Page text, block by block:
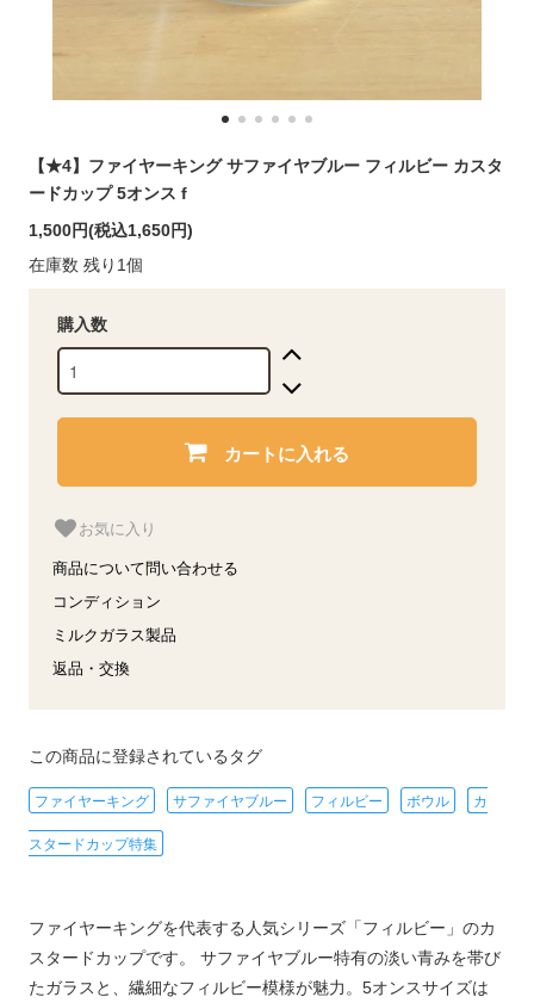
【★4】ファイヤーキング サファイヤブルー フィルビー カスタ
ードカップ 5オンス f
1,500円(税込1,650円)
在庫数 残り1個
購入数
カートに入れる
お気に入り
商品について問い合わせる
コンディション
ミルクガラス製品
返品・交換
この商品に登録されているタグ
ファイヤーキング サファイヤブルー フィルビー ボウル カ
スタードカップ特集
ファイヤーキングを代表する人気シリーズ「フィルビー」のカ
スタードカップです。 サファイヤブルー特有の淡い青みを帯び
たガラスと、繊細なフィルビー模様が魅力。5オンスサイズは